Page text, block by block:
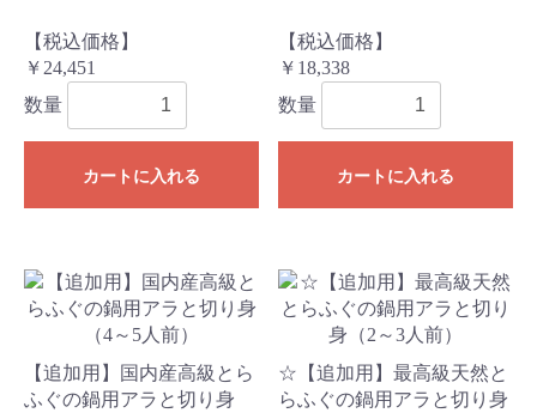
【税込価格】
￥24,451
数量
カートに入れる
【税込価格】
￥18,338
数量
カートに入れる
【追加用】国内産高級とら
ふぐの鍋用アラと切り身
☆【追加用】最高級天然と
らふぐの鍋用アラと切り身